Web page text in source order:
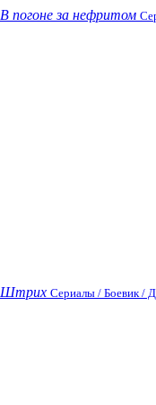
В погоне за нефритом
Штрих Сериалы / Боевик /